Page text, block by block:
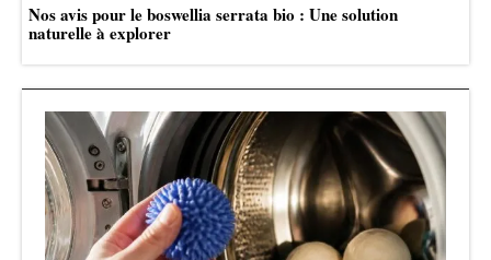
Nos avis pour le boswellia serrata bio : Une solution
naturelle à explorer